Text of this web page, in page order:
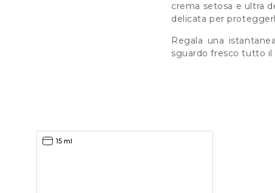
crema setosa e ultra
delicata per
Regala una
sguardo fresco tutto il
15 ml